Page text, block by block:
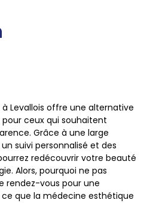
Levallois offre une alternative
ceux qui souhaitent
Grâce à une large
suivi personnalisé et des
redécouvrir votre beauté
Alors, pourquoi ne pas
rendez-vous pour une
que la médecine esthétique